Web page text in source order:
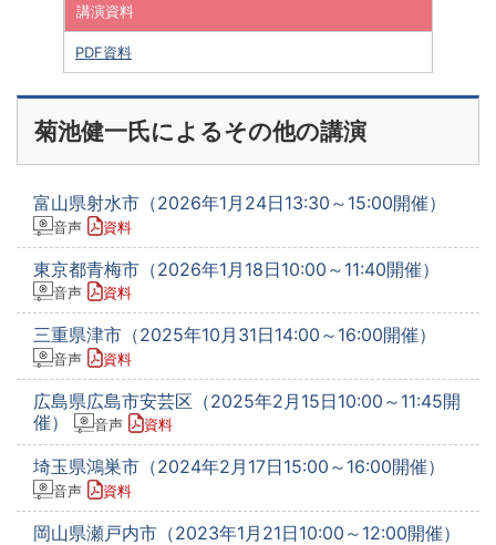
講演資料
PDF資料
菊池健一氏によるその他の講演
富山県射水市（2026年1月24日13:30～15:00開催）
音声 資料
東京都青梅市（2026年1月18日10:00～11:40開催）
音声 資料
三重県津市（2025年10月31日14:00～16:00開催）
音声 資料
広島県広島市安芸区（2025年2月15日10:00～11:45開
催）
音声 資料
埼玉県鴻巣市（2024年2月17日15:00～16:00開催）
音声 資料
岡山県瀬戸内市（2023年1月21日10:00～12:00開催）